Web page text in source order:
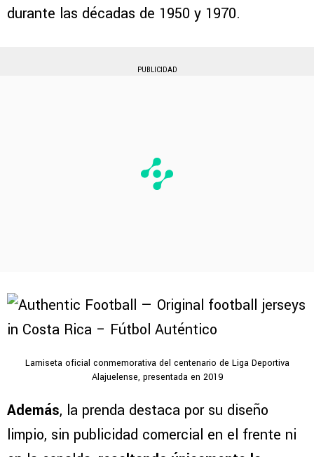
durante las décadas de 1950 y 1970.
PUBLICIDAD
Lamiseta oficial conmemorativa del centenario de Liga Deportiva
Alajuelense, presentada en 2019
Además, la prenda destaca por su diseño
limpio, sin publicidad comercial en el frente ni